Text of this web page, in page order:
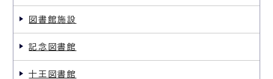
図書館施設
記念図書館
十王図書館